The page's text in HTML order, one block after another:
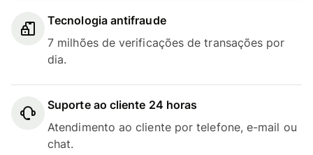
Tecnologia antifraude
7 milhões de verificações de transações por
dia.
Suporte ao cliente 24 horas
Atendimento ao cliente por telefone, e-mail ou
chat.